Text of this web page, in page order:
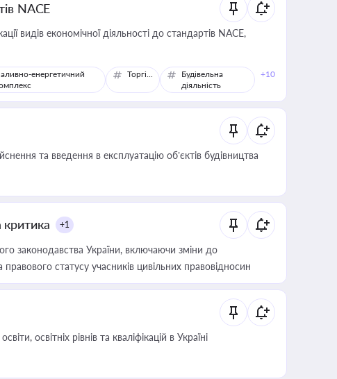
NACE
видів економічної діяльності до стандартів NACE,
енергетичний
Торгівля
Будівельна
діяльність
+10
та введення в експлуатацію об’єктів будівництва
критика +1
законодавства України, включаючи зміни до
статусу учасників цивільних правовідносин
освітніх рівнів та кваліфікацій в Україні